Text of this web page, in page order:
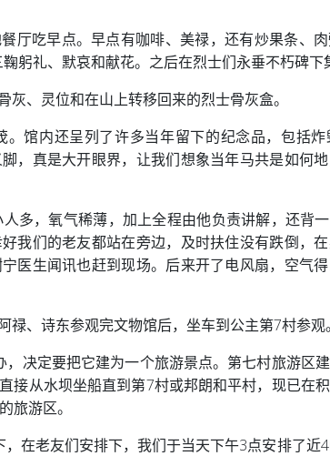
厅吃早点。早点有咖啡、美禄，还有炒果条、
躬礼、默哀和献花。之后在烈士们永垂不朽碑下
、灵位和在山上转移回来的烈士骨灰盒。
馆内还呈列了许多当年留下的纪念品，包括
，真是大开眼界，让我们想象当年马共是如何
多，氧气稀薄，加上全程由他负责讲解，还背一
我们的老友都站在旁边，及时扶住没有跌倒，
医生闻讯也赶到现场。后来开了电风扇，空气
、诗东参观完文物馆后，坐车到公主第7村参观。
决定要把它建为一个旅游景点。第七村旅游区
接从水坝坐船直到第7村或邦朗和平村，现已在
旅游区。
在老友们安排下，我们于当天下午3点安排了近